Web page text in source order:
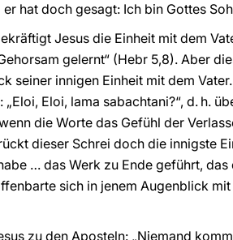
hat doch gesagt: Ich bin Gottes
Jesus die Einheit mit dem
gelernt“ (Hebr 5,8). Aber
seiner innigen Einheit mit dem
Eloi, lama sabachtani?“, d. h.
die Worte das Gefühl der
dieser Schrei doch die innigste
… das Werk zu Ende geführt,
sich in jenem Augenblick
zu den Aposteln: „Niemand